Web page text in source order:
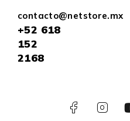
contacto@netstore.mx
+52 618
152
2168